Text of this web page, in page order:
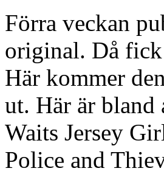
Förra veckan
original. Då fick
Här kommer
ut. Här är bland
Waits Jersey
Police and